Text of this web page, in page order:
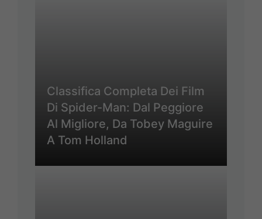
Classifica Completa Dei Film
Di Spider-Man: Dal Peggiore
Al Migliore, Da Tobey Maguire
A Tom Holland